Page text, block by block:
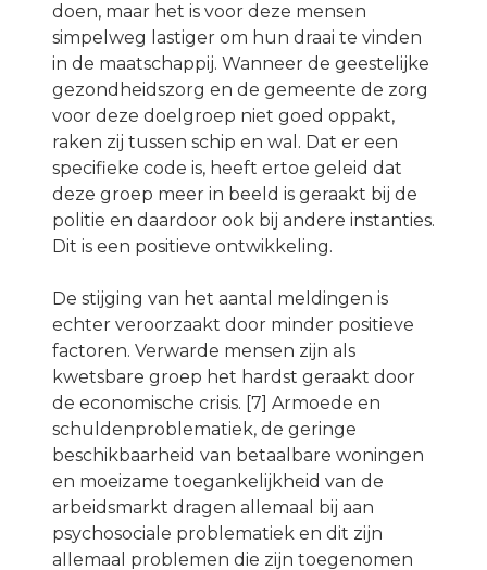
doen, maar het is voor deze mensen
simpelweg lastiger om hun draai te vinden
in de maatschappij. Wanneer de geestelijke
gezondheidszorg en de gemeente de zorg
voor deze doelgroep niet goed oppakt,
raken zij tussen schip en wal. Dat er een
specifieke code is, heeft ertoe geleid dat
deze groep meer in beeld is geraakt bij de
politie en daardoor ook bij andere instanties.
Dit is een positieve ontwikkeling.
De stijging van het aantal meldingen is
echter veroorzaakt door minder positieve
factoren. Verwarde mensen zijn als
kwetsbare groep het hardst geraakt door
de economische crisis. [7] Armoede en
schuldenproblematiek, de geringe
beschikbaarheid van betaalbare woningen
en moeizame toegankelijkheid van de
arbeidsmarkt dragen allemaal bij aan
psychosociale problematiek en dit zijn
allemaal problemen die zijn toegenomen